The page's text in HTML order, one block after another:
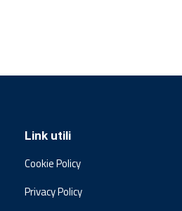
Link utili
Cookie Policy
Privacy Policy